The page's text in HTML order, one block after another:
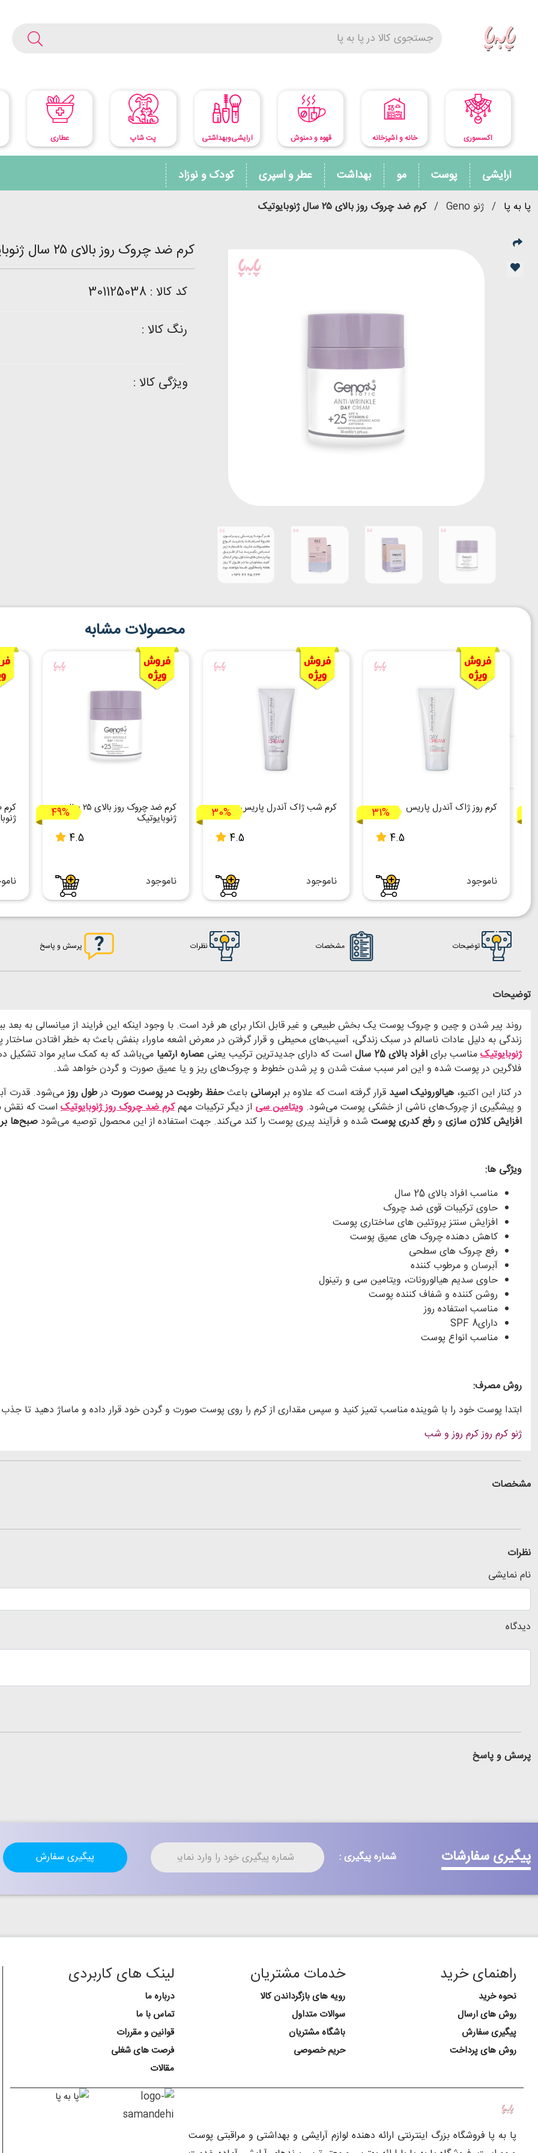
اکسسوری خانه و آشپزخانه قهوه و دمنوش آرایشی‌وبهداشتی پت شاپ عطاری
آرایشی پوست مو بهداشت عطر و اسپری کودک و نوزاد
پا به پا / ژنو Geno / کرم ضد چروک روز بالای ۲۵ سال ژنوبایوتیک
کرم ضد چروک روز بالای ۲۵ سال ژنوبایوتیک
کد کالا : 301125038
رنگ کالا :
ویژگی کالا :
محصولات مشابه
کرم روز ژاک آندرل پاریس
4.5
31%
ناموجود
کرم شب ژاک آندرل پاریس
4.5
30%
ناموجود
کرم ضد چروک روز بالای ۲۵ سال
ژنوبایوتیک
4.5
49%
ناموجود
توضیحات مشخصات نظرات پرسش و پاسخ
توضیحات
زندگی به دلیل عادات ناسالم در سبک زندگی، آسیب‌های محیطی و قرار گرفتن در معرض اشعه ماوراء بنفش باعث به خطر افتادن
ژنوبایوتیکمناسب برایافراد بالای 25 سال است که دارای جدیدترین ترکیب یعنی عصاره آرتمیا می‌باشد که به کمک سایر مواد تشکیل
فلاگرین در پوست شده و این امر سبب سفت شدن و پر شدن خطوط و چروک‌های ریز و یا عمیق صورت و گردن خواهد شد.
در کنار این اکتیو، هیالورونیک اسید قرار گرفته است که علاوه برآبرسانی باعثحفظ رطوبت در پوست صورت درطول روزمی‌شود. قدرت
و پیشگیری از چروک‌های ناشی از خشکی پوست می‌شود. ویتامین سی از دیگر ترکیبات مهمکرم ضد چروک روزژنوبایوتیک است که نقش
افزایش کلاژن سازی ورفع کدری پوست شده و فرآیند پیری پوست را کند می‌کند. جهت استفاده از این محصول توصیه می‌شودصبح‌ها
ویژگی ها:
مناسب افراد بالای 25 سال
حاوی ترکیبات قوی ضد چروک
افزایش سنتز پروتئین های ساختاری پوست
کاهش دهنده چروک های عمیق پوست
رفع چروک های سطحی
آبرسان و مرطوب کننده
حاوی سدیم هیالورونات، ویتامین سی و رتینول
روشن کننده و شفاف کننده پوست
مناسب استفاده روز
دارایSPF 8
مناسب انواع پوست
روش مصرف:
ابتدا پوست خود را با شوینده مناسب تمیز کنید و سپس مقداری از کرم را روی پوست صورت و گردن خود قرار داده و ماساژ دهید تا
ژنو کرم روزکرم روز و شب
مشخصات
نظرات
نام نمایشی
دیدگاه
پرسش و پاسخ
پیگیری سفارشات شماره پیگیری : پیگیری سفارش
راهنمای خرید
نحوه خرید
روش های ارسال
پیگیری سفارش
روش های پرداخت
خدمات مشتریان
رویه های بازگرداندن کالا
سوالات متداول
باشگاه مشتریان
حریم خصوصی
لینک های کاربردی
درباره ما
تماس با ما
قوانین و مقررات
فرصت های شغلی
مقالات
پا به پا فروشگاه بزرگ اینترنتی ارائه دهنده لوازم آرایشی و بهداشتی و مراقبتی پوست